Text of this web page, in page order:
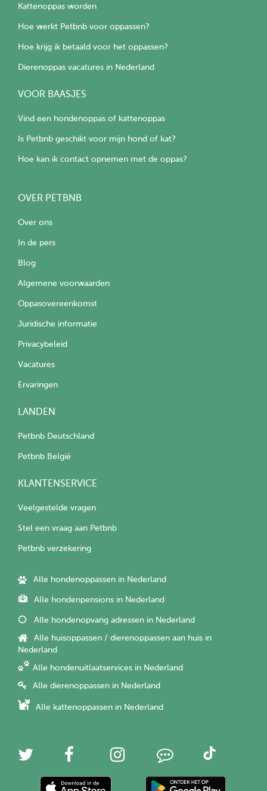
Kattenoppas worden
Hoe werkt Petbnb voor oppassen?
Hoe krijg ik betaald voor het oppassen?
Dierenoppas vacatures in Nederland
VOOR BAASJES
Vind een hondenoppas of kattenoppas
Is Petbnb geschikt voor mijn hond of kat?
Hoe kan ik contact opnemen met de oppas?
OVER PETBNB
Over ons
In de pers
Blog
Algemene voorwaarden
Oppasovereenkomst
Juridische informatie
Privacybeleid
Vacatures
Ervaringen
LANDEN
Petbnb Deutschland
Petbnb België
KLANTENSERVICE
Veelgestelde vragen
Stel een vraag aan Petbnb
Petbnb verzekering
Alle hondenoppassen in Nederland
Alle hondenpensions in Nederland
Alle hondenopvang adressen in Nederland
Alle huisoppassen / dierenoppassen aan huis in
Nederland
Alle hondenuitlaatservices in Nederland
Alle dierenoppassen in Nederland
Alle kattenoppassen in Nederland